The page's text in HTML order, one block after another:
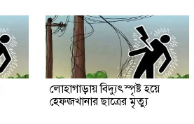
লোহাগাড়ায় বিদ্যুৎস্পৃষ্ট হয়ে
হেফজখানার ছাত্রের মৃত্যু